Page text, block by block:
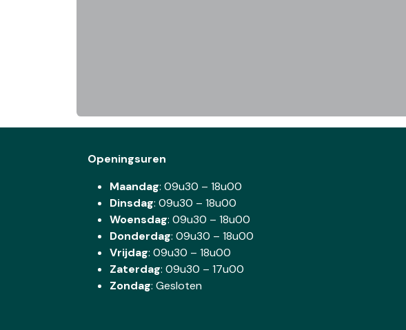
Openingsuren
Maandag: 09u30 – 18u00
Dinsdag: 09u30 – 18u00
Woensdag: 09u30 – 18u00
Donderdag: 09u30 – 18u00
Vrijdag: 09u30 – 18u00
Zaterdag: 09u30 – 17u00
Zondag: Gesloten